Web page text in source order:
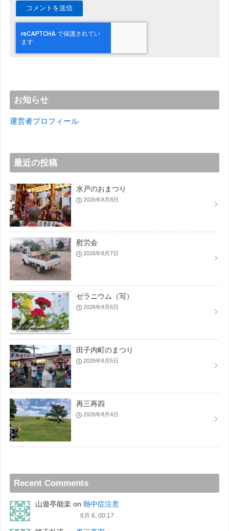
お知らせ
運営者プロフィール
最近の投稿
水戸のおまつり
2026年8月8日
慰労会
2026年8月7日
ゼラニウム（写）
2026年8月6日
田子内町のまつり
2026年8月5日
再三再四
2026年8月4日
Recent Comments
山遊亭能楽 on 熱中症注意
8月 6, 00:17